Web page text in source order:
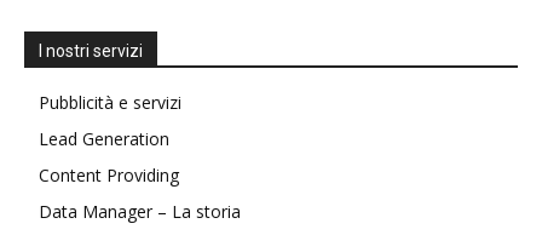
I nostri servizi
Pubblicità e servizi
Lead Generation
Content Providing
Data Manager – La storia